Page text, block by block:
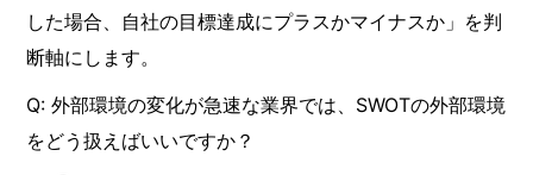
した場合、自社の目標達成にプラスかマイナスか」を判
断軸にします。
Q: 外部環境の変化が急速な業界では、SWOTの外部環境
をどう扱えばいいですか？